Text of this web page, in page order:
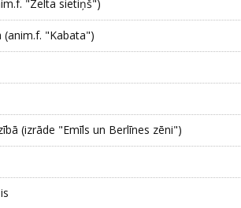
"Zelta sietiņš")
(anim.f. "Kabata")
(izrāde "Emīls un Berlīnes zēni")